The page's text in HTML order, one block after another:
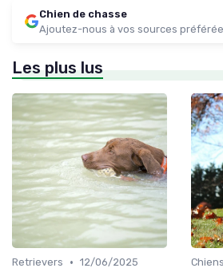
Chien de chasse
Ajoutez-nous à vos sources
Les plus lus
Retrievers • 12/06/2025